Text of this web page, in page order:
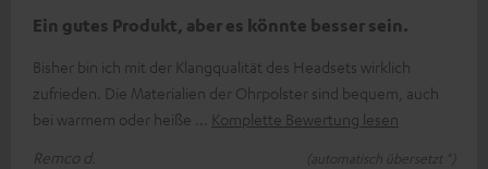
Ein gutes Produkt, aber es könnte besser sein.
Bisher bin ich mit der Klangqualität des Headsets wirklich
zufrieden. Die Materialien der Ohrpolster sind bequem, auch
bei warmem oder heiße
Komplette Bewertung lesen
Remco d.
(automatisch übersetzt *)